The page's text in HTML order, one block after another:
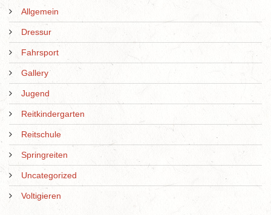
Allgemein
Dressur
Fahrsport
Gallery
Jugend
Reitkindergarten
Reitschule
Springreiten
Uncategorized
Voltigieren